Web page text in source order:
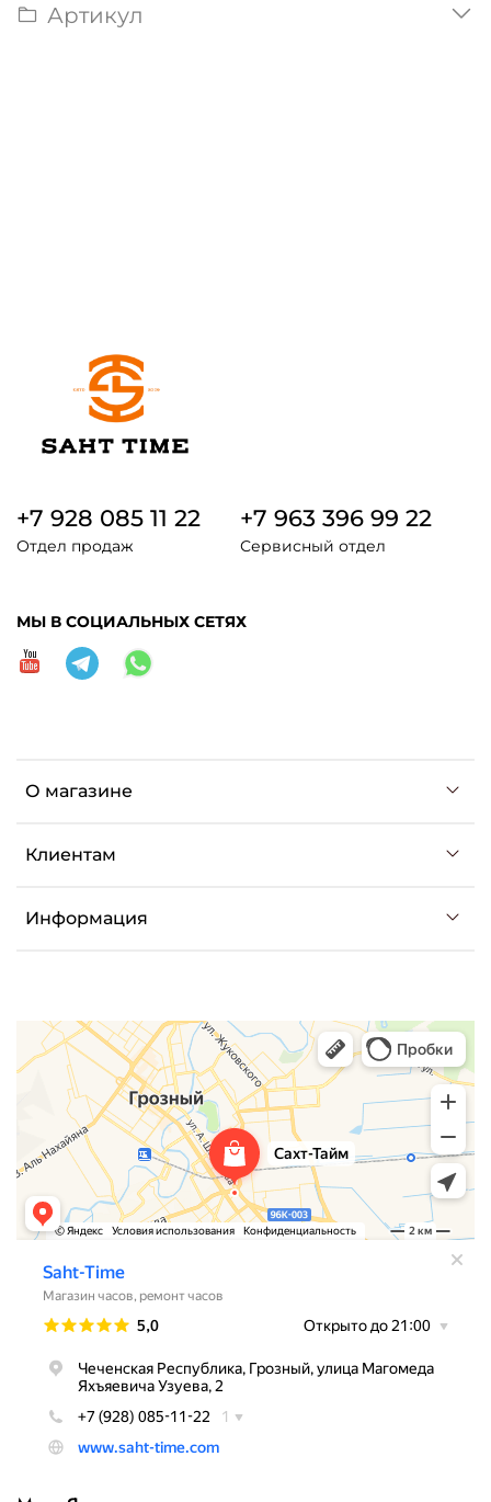
Артикул
О магазине
Клиентам
Информация
+7 928 085 11 22
Отдел продаж
+7 963 396 99 22
Сервисный отдел
МЫ В СОЦИАЛЬНЫХ СЕТЯХ